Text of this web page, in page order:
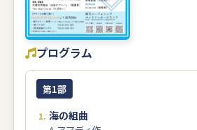
プログラム
第1部
海の組曲